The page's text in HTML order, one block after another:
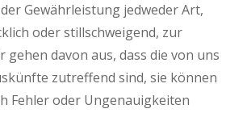
Gewährleistung jedweder Art,
oder stillschweigend, zur
gehen davon aus, dass die von uns
zutreffend sind, sie können
Fehler oder Ungenauigkeiten